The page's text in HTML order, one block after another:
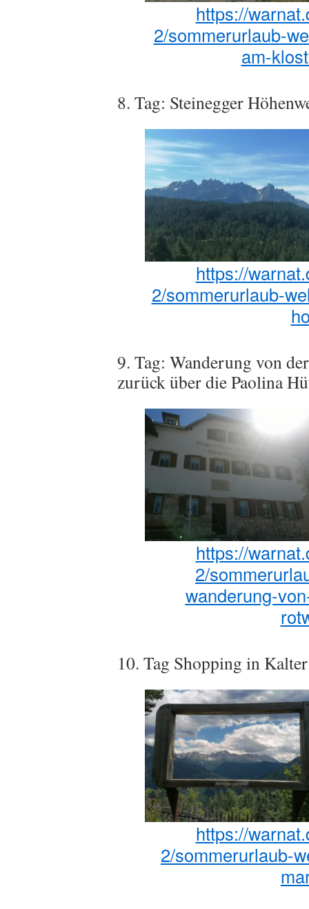
https://
2/sommerurlaub-
am-
8. Tag: Steinegger
https://
2/sommerurlaub-
9. Tag: Wanderung von
zurück über die Paolina
https://
2/
wanderung-
10. Tag Shopping in
https://
2/sommerurlaub-